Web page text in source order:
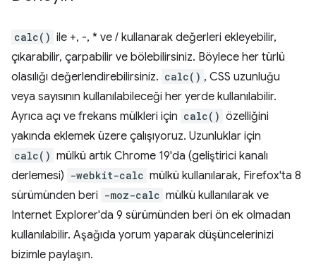
calc() ile +, -, * ve / kullanarak değerleri ekleyebilir,
çıkarabilir, çarpabilir ve bölebilirsiniz. Böylece her türlü
olasılığı değerlendirebilirsiniz. calc() , CSS uzunluğu
veya sayısının kullanılabileceği her yerde kullanılabilir.
Ayrıca açı ve frekans mülkleri için calc() özelliğini
yakında eklemek üzere çalışıyoruz. Uzunluklar için
calc() mülkü artık Chrome 19'da (geliştirici kanalı
derlemesi) -webkit-calc mülkü kullanılarak, Firefox'ta 8
sürümünden beri -moz-calc mülkü kullanılarak ve
Internet Explorer'da 9 sürümünden beri ön ek olmadan
kullanılabilir. Aşağıda yorum yaparak düşüncelerinizi
bizimle paylaşın.